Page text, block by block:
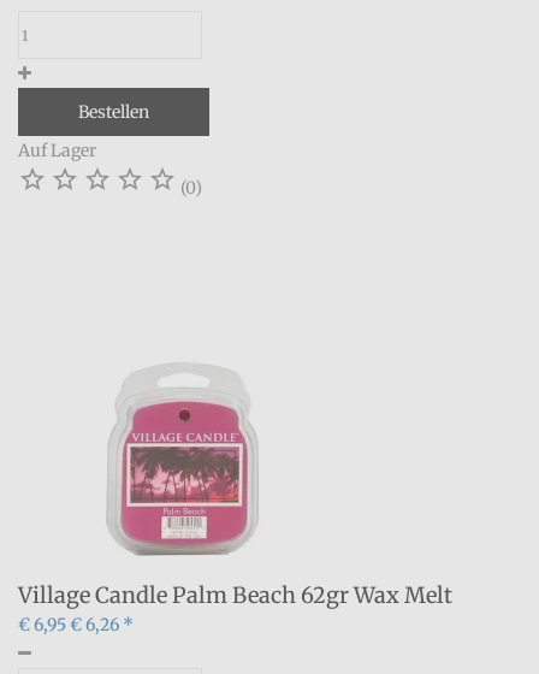
Bestellen
Auf Lager
     (0)
Village Candle Palm Beach 62gr Wax Melt
€ 6,95€ 6,26 *